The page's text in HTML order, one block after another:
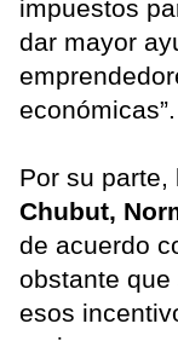
impuestos
dar mayor
económicas”.
Por su parte,
Chubut,
de acuerdo
obstante
esos